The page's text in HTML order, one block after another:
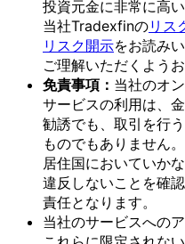
投資元金に非常に高
当社Tradexfinのリス
リスク開示をお読みい
ご理解いただく よう
免責事項： 当社のオ
サービスの利用は、
勧誘でも、 取引を行う
ものでもありません。
居住国においていか
違反しないことを確
責任と なります。
当社のサービスへの